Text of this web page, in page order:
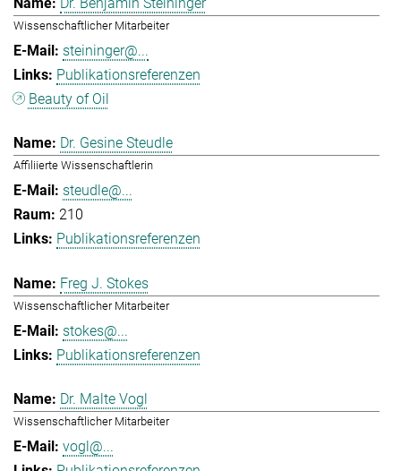
Wissenschaftlicher Mitarbeiter
steininger@...
Publikationsreferenzen
Beauty of Oil
Dr. Gesine Steudle
Affiliierte Wissenschaftlerin
steudle@...
210
Publikationsreferenzen
Freg J. Stokes
Wissenschaftlicher Mitarbeiter
stokes@...
Publikationsreferenzen
Dr. Malte Vogl
Wissenschaftlicher Mitarbeiter
vogl@...